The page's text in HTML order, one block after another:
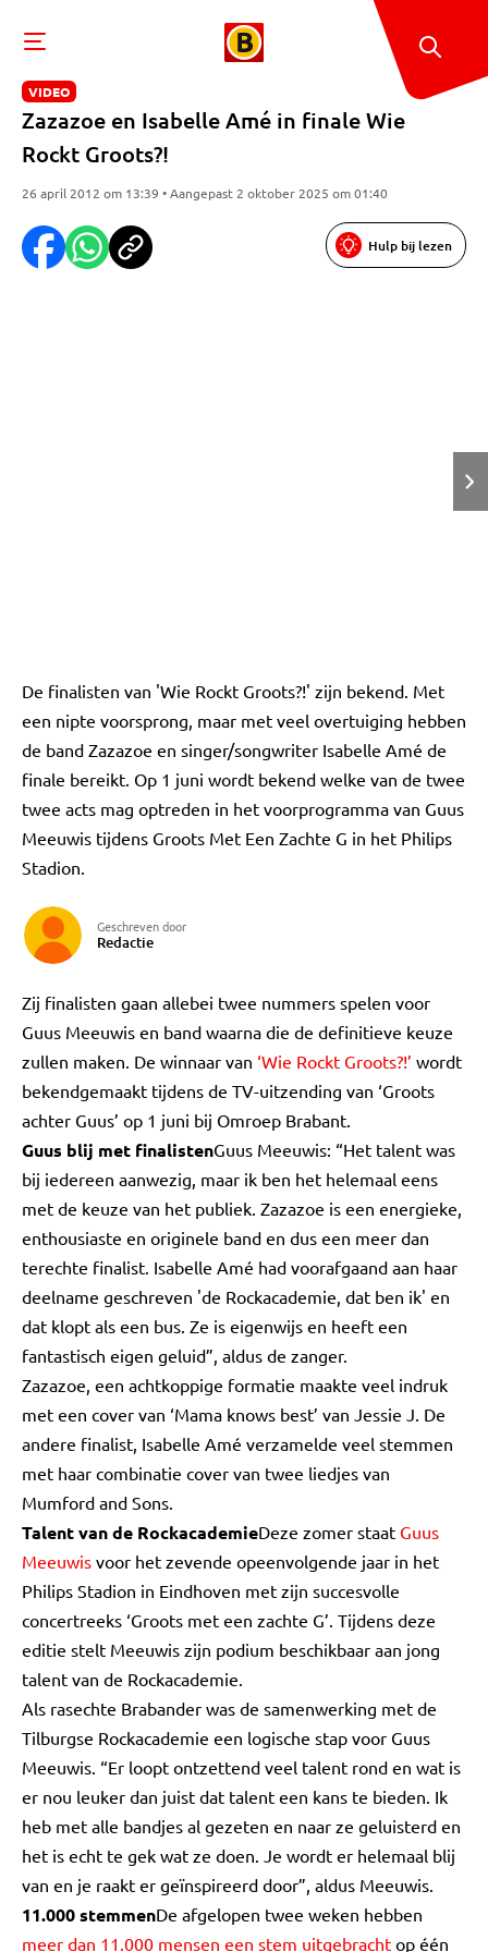
VIDEO
Zazazoe en Isabelle Amé in finale Wie
Rockt Groots?!
26 april 2012 om 13:39 • Aangepast 2 oktober 2025 om 01:40
Hulp bij lezen
De finalisten van 'Wie Rockt Groots?!' zijn bekend. Met
een nipte voorsprong, maar met veel overtuiging hebben
de band Zazazoe en singer/songwriter Isabelle Amé de
finale bereikt. Op 1 juni wordt bekend welke van de twee
twee acts mag optreden in het voorprogramma van Guus
Meeuwis tijdens Groots Met Een Zachte G in het Philips
Stadion.
Geschreven door
Redactie
Zij finalisten gaan allebei twee nummers spelen voor
Guus Meeuwis en band waarna die de definitieve keuze
zullen maken. De winnaar van ‘Wie Rockt Groots?!’ wordt
bekendgemaakt tijdens de TV-uitzending van ‘Groots
achter Guus’ op 1 juni bij Omroep Brabant.
Guus blij met finalistenGuus Meeuwis: “Het talent was
bij iedereen aanwezig, maar ik ben het helemaal eens
met de keuze van het publiek. Zazazoe is een energieke,
enthousiaste en originele band en dus een meer dan
terechte finalist. Isabelle Amé had voorafgaand aan haar
deelname geschreven 'de Rockacademie, dat ben ik' en
dat klopt als een bus. Ze is eigenwijs en heeft een
fantastisch eigen geluid”, aldus de zanger.
Zazazoe, een achtkoppige formatie maakte veel indruk
met een cover van ‘Mama knows best’ van Jessie J. De
andere finalist, Isabelle Amé verzamelde veel stemmen
met haar combinatie cover van twee liedjes van
Mumford and Sons.
Talent van de RockacademieDeze zomer staat Guus
Meeuwis voor het zevende opeenvolgende jaar in het
Philips Stadion in Eindhoven met zijn succesvolle
concertreeks ‘Groots met een zachte G’. Tijdens deze
editie stelt Meeuwis zijn podium beschikbaar aan jong
talent van de Rockacademie.
Als rasechte Brabander was de samenwerking met de
Tilburgse Rockacademie een logische stap voor Guus
Meeuwis. “Er loopt ontzettend veel talent rond en wat is
er nou leuker dan juist dat talent een kans te bieden. Ik
heb met alle bandjes al gezeten en naar ze geluisterd en
het is echt te gek wat ze doen. Je wordt er helemaal blij
van en je raakt er geïnspireerd door”, aldus Meeuwis.
11.000 stemmenDe afgelopen twee weken hebben
meer dan 11.000 mensen een stem uitgebracht op één